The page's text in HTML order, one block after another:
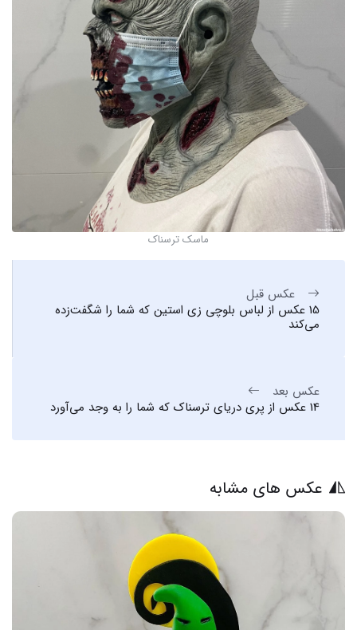
ماسک ترسناک
عکس قبل
15 عکس از لباس بلوچی زی استین که شما را شگفت‌زده
می‌کند
عکس بعد
14 عکس از پری دریای ترسناک که شما را به وجد می‌آورد
عکس های مشابه